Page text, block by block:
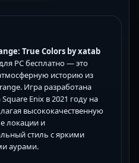
True Colors by xatab
PC бесплатно — это
историю из
Игра разработана
Enix в 2021 году на
высококачественную
локации и
стиль с яркими
аурами.